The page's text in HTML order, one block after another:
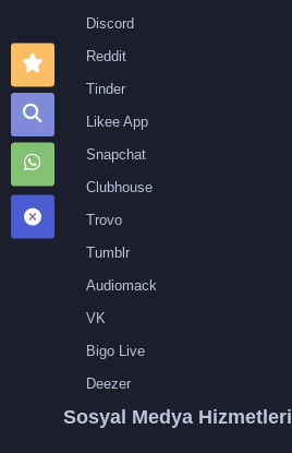
Discord
Reddit
Tinder
Likee App
Snapchat
Clubhouse
Trovo
Tumblr
Audiomack
VK
Bigo Live
Deezer
Sosyal Medya Hizmetleri